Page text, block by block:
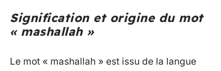
Signification et origine du mot
« mashallah »
Le mot « mashallah » est issu de la langue